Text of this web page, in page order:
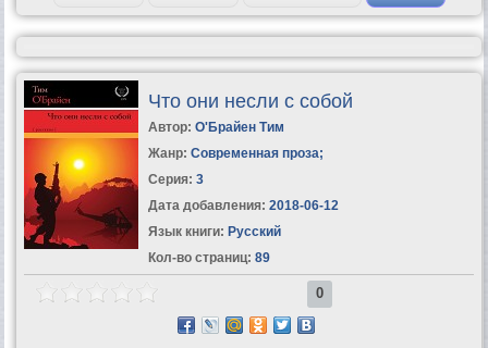
Что они несли с собой
Автор: О'Брайен Тим
Жанр: Современная проза;
Серия: 3
Дата добавления: 2018-06-12
Язык книги: Русский
Кол-во страниц: 89
0